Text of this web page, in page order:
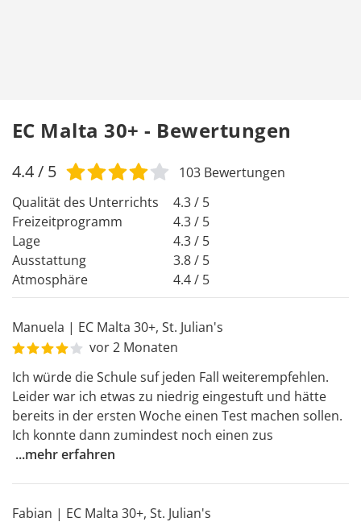
EC Malta 30+ - Bewertungen
4.4/ 5 103 Bewertungen
Qualität des Unterrichts
4.3 / 5
Freizeitprogramm
4.3 / 5
Lage
4.3 / 5
Ausstattung
3.8 / 5
Atmosphäre
4.4 / 5
Manuela | EC Malta 30+, St. Julian's
vor 2 Monaten
Ich würde die Schule suf jeden Fall weiterempfehlen.
Leider war ich etwas zu niedrig eingestuft und hätte
bereits in der ersten Woche einen Test machen sollen.
Ich konnte dann zumindest noch einen zus
...mehr erfahren
Fabian | EC Malta 30+, St. Julian's